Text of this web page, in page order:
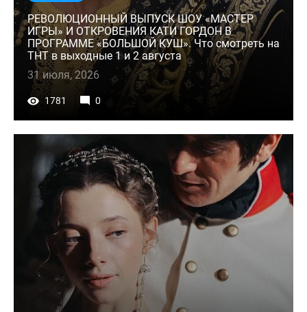
РЕВОЛЮЦИОННЫЙ ВЫПУСК ШОУ «МАСТЕР
ИГРЫ» И ОТКРОВЕНИЯ КАТИ ГОРДОН В
ПРОГРАММЕ «БОЛЬШОЙ КУШ». Что смотреть на
ТНТ в выходные 1 и 2 августа
31 июля, 2026
1781 0